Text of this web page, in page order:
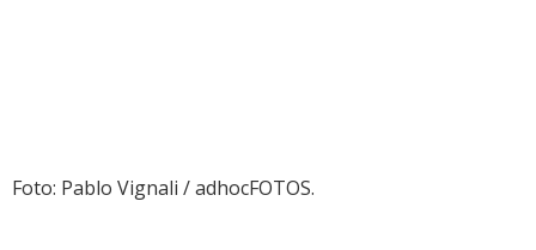
Foto: Pablo Vignali / adhocFOTOS.